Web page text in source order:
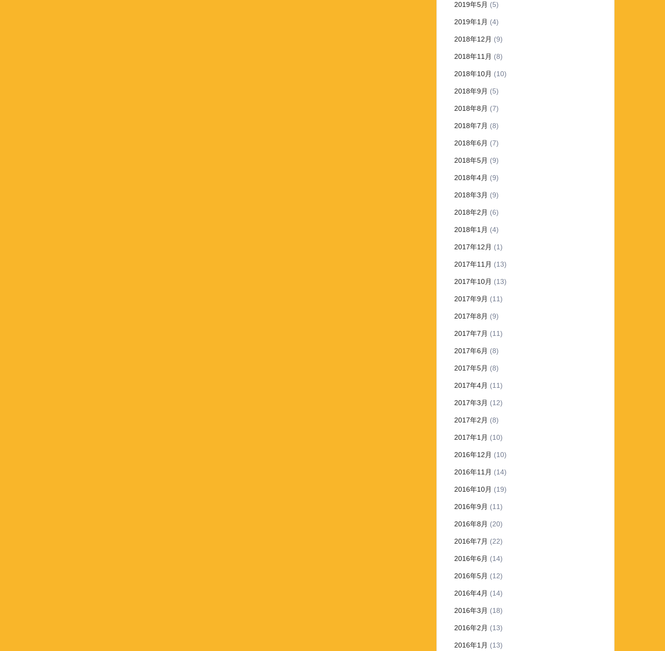
2019年5月 (5)
2019年1月 (4)
2018年12月 (9)
2018年11月 (8)
2018年10月 (10)
2018年9月 (5)
2018年8月 (7)
2018年7月 (8)
2018年6月 (7)
2018年5月 (9)
2018年4月 (9)
2018年3月 (9)
2018年2月 (6)
2018年1月 (4)
2017年12月 (1)
2017年11月 (13)
2017年10月 (13)
2017年9月 (11)
2017年8月 (9)
2017年7月 (11)
2017年6月 (8)
2017年5月 (8)
2017年4月 (11)
2017年3月 (12)
2017年2月 (8)
2017年1月 (10)
2016年12月 (10)
2016年11月 (14)
2016年10月 (19)
2016年9月 (11)
2016年8月 (20)
2016年7月 (22)
2016年6月 (14)
2016年5月 (12)
2016年4月 (14)
2016年3月 (18)
2016年2月 (13)
2016年1月 (13)